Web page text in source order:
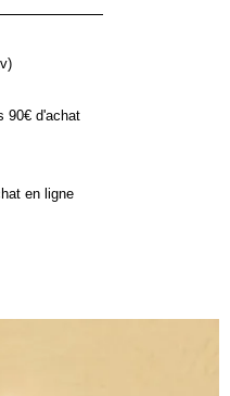
90€ d'achat
en ligne